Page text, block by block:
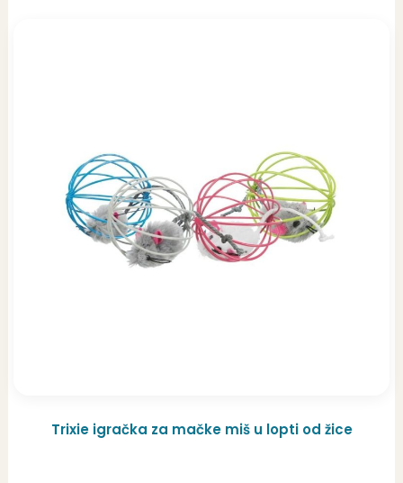
Trixie igračka za mačke miš u lopti od žice